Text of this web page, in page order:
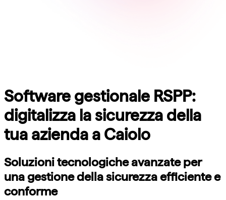
Software gestionale RSPP:
digitalizza la sicurezza della
tua azienda a Caiolo
Soluzioni tecnologiche avanzate per
una gestione della sicurezza efficiente e
conforme